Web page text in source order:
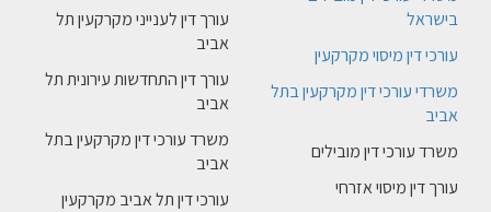
בישראל
עורכי דין מיסוי מקרקעין
משרדי עורכי דין מקרקעין בתל
אביב
משרד עורכי דין מובילים
עורך דין מיסוי אזרחי
עורך דין לענייני מקרקעין תל
אביב
עורך דין התחדשות עירונית תל
אביב
משרד עורכי דין מקרקעין בתל
אביב
עורכי דין תל אביב מקרקעין